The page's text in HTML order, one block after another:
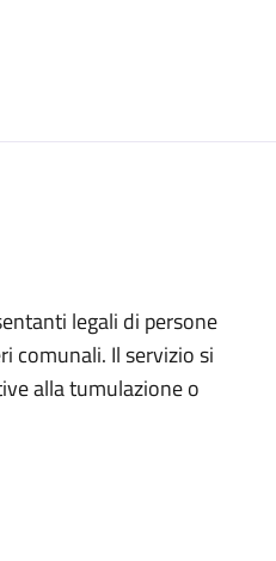
legali di persone
comunali. Il servizio si
alla tumulazione o